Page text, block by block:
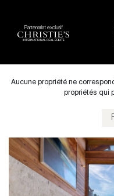
Partenariat exclusif
Villa
Chambres
Aucune propriété ne
propriétés qui